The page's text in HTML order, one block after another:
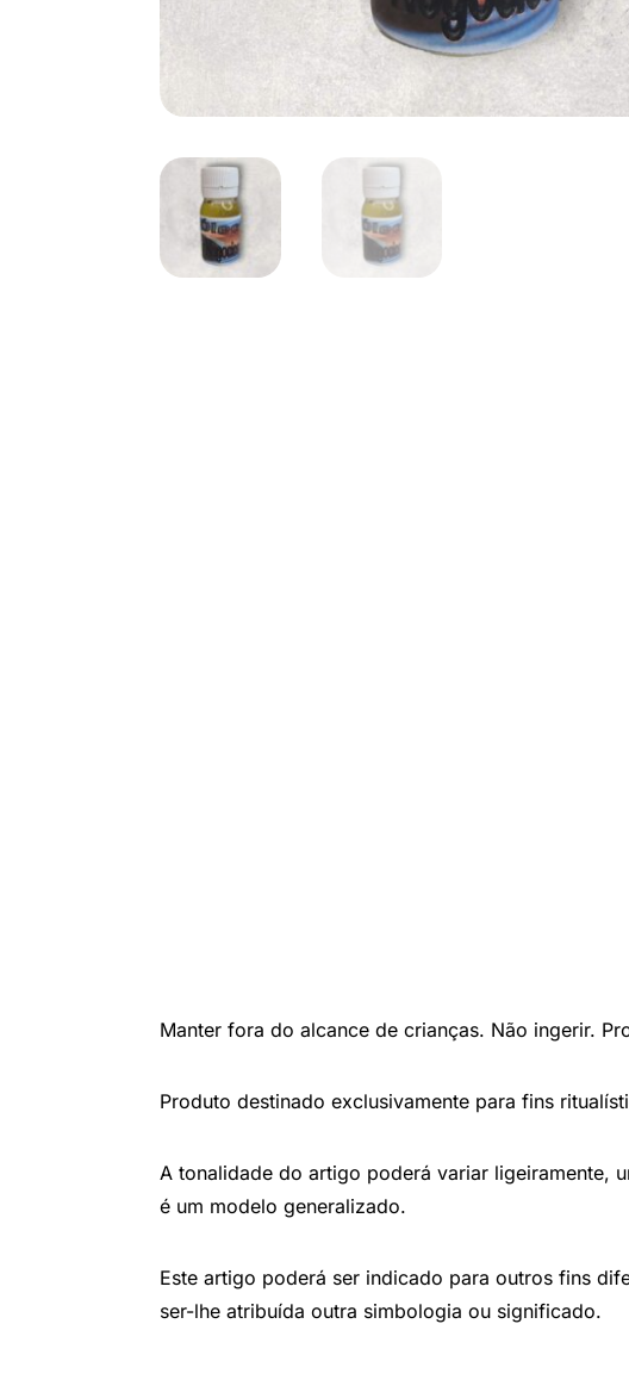
Manter fora do alcance de crianças. Não ingerir.
Produto destinado exclusivamente para fins
A tonalidade do artigo poderá variar ligeiramente,
é um modelo generalizado.
Este artigo poderá ser indicado para outros fins
ser-lhe atribuída outra simbologia ou significado.